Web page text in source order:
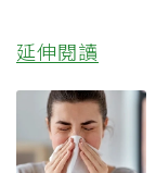
延伸閱讀